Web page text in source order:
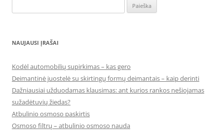
NAUJAUSI ĮRAŠAI
Kodėl automobilių supirkimas – kas gero
Deimantinė juostelė su skirtingų formų deimantais – kaip derinti
Dažniausiai užduodamas klausimas: ant kurios rankos nešiojamas
sužadėtuvių žiedas?
Atbulinio osmoso paskirtis
Osmoso filtrų – atbulinio osmoso nauda